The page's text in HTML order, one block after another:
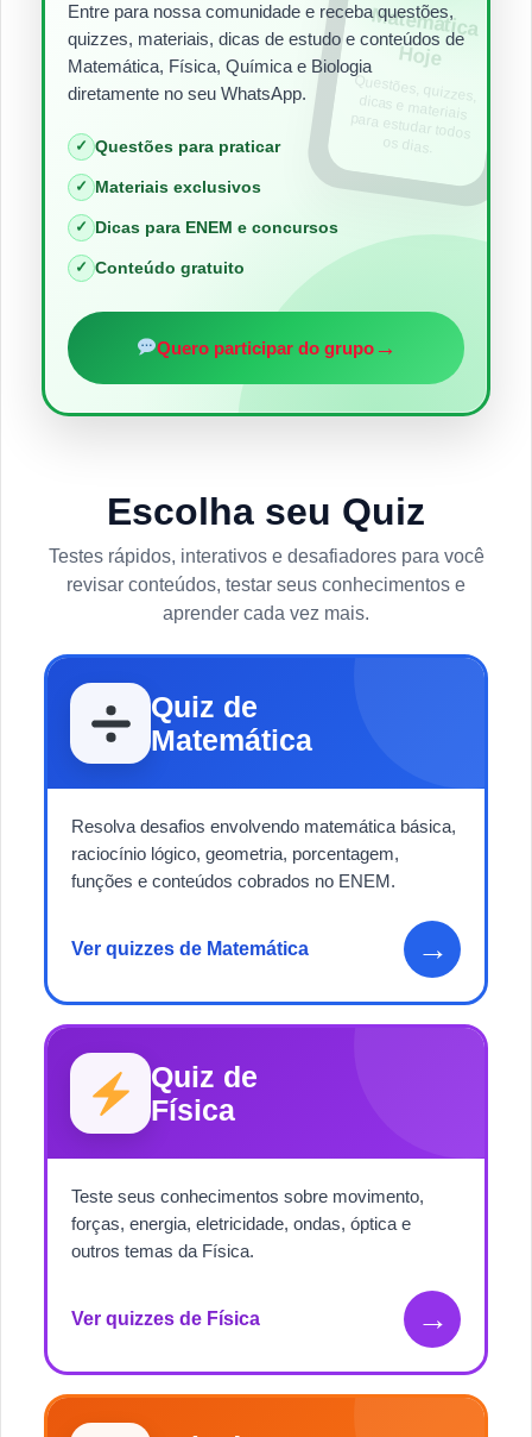
Entre para nossa comunidade e receba questões,
quizzes, materiais, dicas de estudo e conteúdos de
Matemática, Física, Química e Biologia
diretamente no seu WhatsApp.
✓ Questões para praticar
✓ Materiais exclusivos
✓ Dicas para ENEM e concursos
✓ Conteúdo gratuito
Quero participar do grupo→
Matem
ática
Hoje
Questões, quizzes,
dicas e materiais
para estudar todos
os dias.
Escolha seu Quiz
Testes rápidos, interativos e desafiadores para você
revisar conteúdos, testar seus conhecimentos e
aprender cada vez mais.
Quiz de
Matemática
Resolva desafios envolvendo matemática básica,
raciocínio lógico, geometria, porcentagem,
funções e conteúdos cobrados no ENEM.
Ver quizzes de Matemática →
Quiz de
Física
Teste seus conhecimentos sobre movimento,
forças, energia, eletricidade, ondas, óptica e
outros temas da Física.
Ver quizzes de Física →